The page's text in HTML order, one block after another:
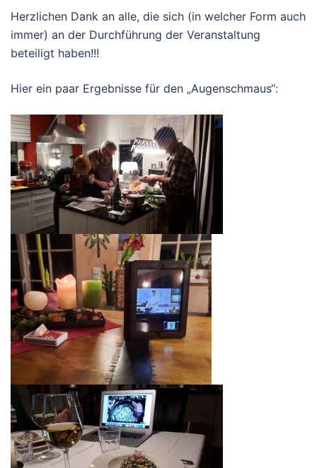
Herzlichen Dank an alle, die sich (in welcher Form auch
immer) an der Durchführung der Veranstaltung
beteiligt haben!!!
Hier ein paar Ergebnisse für den „Augenschmaus“: